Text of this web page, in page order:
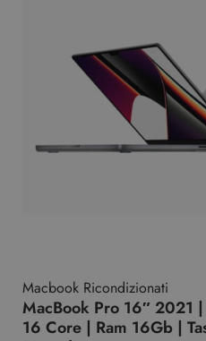
Macbook Ricondizionati
MacBook Pro 16″ 2021
16 Core | Ram 16Gb |